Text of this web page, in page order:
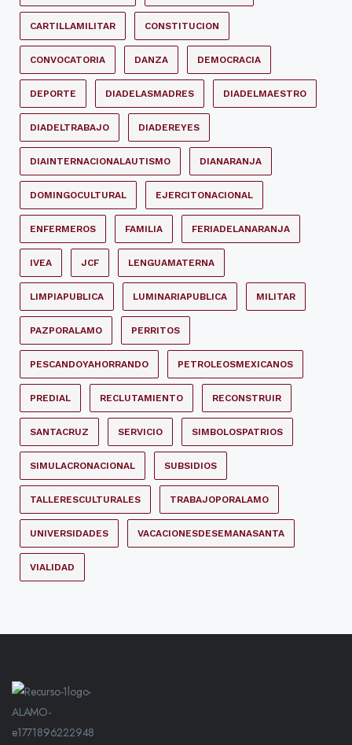
CARTILLAMILITAR CONSTITUCION
CONVOCATORIA DANZA DEMOCRACIA
DEPORTE DIADELASMADRES DIADELMAESTRO
DIADELTRABAJO DIADEREYES
DIAINTERNACIONALAUTISMO DIANARANJA
DOMINGOCULTURAL EJERCITONACIONAL
ENFERMEROS FAMILIA FERIADELANARANJA
IVEA JCF LENGUAMATERNA
LIMPIAPUBLICA LUMINARIAPUBLICA MILITAR
PAZPORALAMO PERRITOS
PESCANDOYAHORRANDO PETROLEOSMEXICANOS
PREDIAL RECLUTAMIENTO RECONSTRUIR
SANTACRUZ SERVICIO SIMBOLOSPATRIOS
SIMULACRONACIONAL SUBSIDIOS
TALLERESCULTURALES TRABAJOPORALAMO
UNIVERSIDADES VACACIONESDESEMANASANTA
VIALIDAD